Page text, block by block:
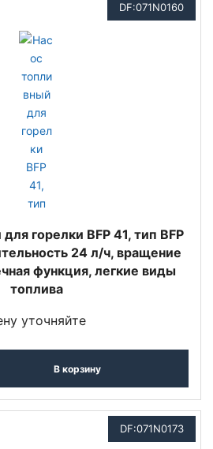
DF:071N0160
горелки BFP 41, тип BFP
24 л/ч, вращение
функция, легкие виды
топлива
уточняйте
В корзину
DF:071N0173